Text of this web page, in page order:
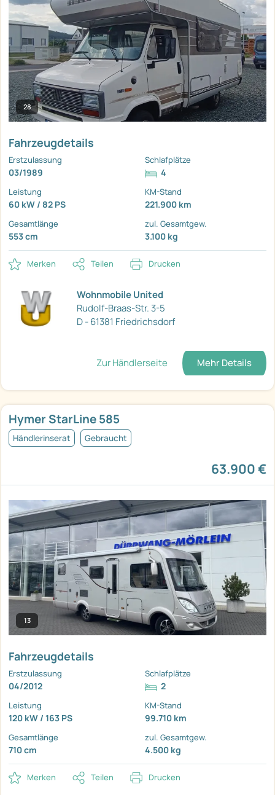
28
Fahrzeugdetails
Erstzulassung
03/1989
Schlafplätze
4
Leistung
60 kW / 82 PS
KM-Stand
221.900 km
Gesamtlänge
553 cm
zul. Gesamtgew.
3.100 kg
Merken Teilen Drucken
Wohnmobile United
Rudolf-Braas-Str. 3-5
D - 61381 Friedrichsdorf
Zur Händlerseite Mehr Details
Hymer StarLine 585
Händlerinserat Gebraucht
63.900 €
13
Fahrzeugdetails
Erstzulassung
04/2012
Schlafplätze
2
Leistung
120 kW / 163 PS
KM-Stand
99.710 km
Gesamtlänge
710 cm
zul. Gesamtgew.
4.500 kg
Merken Teilen Drucken